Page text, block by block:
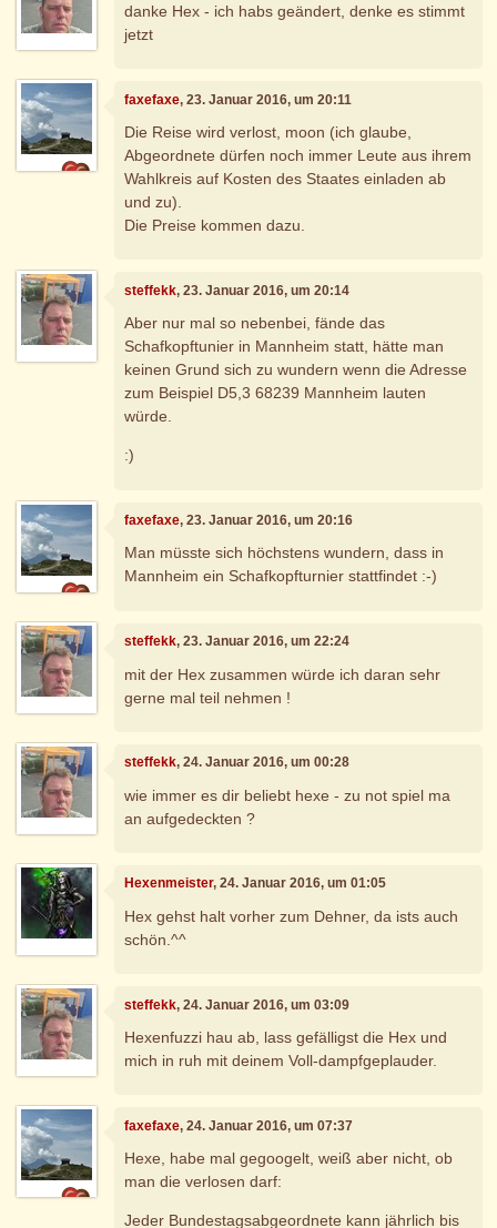
danke Hex - ich habs geändert, denke es stimmt
jetzt
faxefaxe, 23. Januar 2016, um 20:11
Die Reise wird verlost, moon (ich glaube,
Abgeordnete dürfen noch immer Leute aus ihrem
Wahlkreis auf Kosten des Staates einladen ab
und zu).
Die Preise kommen dazu.
steffekk, 23. Januar 2016, um 20:14
Aber nur mal so nebenbei, fände das
Schafkopftunier in Mannheim statt, hätte man
keinen Grund sich zu wundern wenn die Adresse
zum Beispiel D5,3 68239 Mannheim lauten
würde.
:)
faxefaxe, 23. Januar 2016, um 20:16
Man müsste sich höchstens wundern, dass in
Mannheim ein Schafkopfturnier stattfindet :-)
steffekk, 23. Januar 2016, um 22:24
mit der Hex zusammen würde ich daran sehr
gerne mal teil nehmen !
steffekk, 24. Januar 2016, um 00:28
wie immer es dir beliebt hexe - zu not spiel ma
an aufgedeckten ?
Hexenmeister, 24. Januar 2016, um 01:05
Hex gehst halt vorher zum Dehner, da ists auch
schön.^^
steffekk, 24. Januar 2016, um 03:09
Hexenfuzzi hau ab, lass gefälligst die Hex und
mich in ruh mit deinem Voll-dampfgeplauder.
faxefaxe, 24. Januar 2016, um 07:37
Hexe, habe mal gegoogelt, weiß aber nicht, ob
man die verlosen darf:
Jeder Bundestagsabgeordnete kann jährlich bis